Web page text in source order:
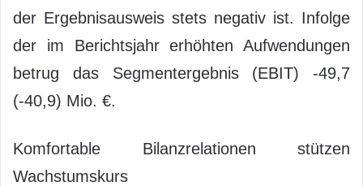
der Ergebnisausweis stets negativ ist. Infolge
der im Berichtsjahr erhöhten Aufwendungen
betrug das Segmentergebnis (EBIT) -49,7
(-40,9) Mio. €.
Komfortable Bilanzrelationen stützen
Wachstumskurs